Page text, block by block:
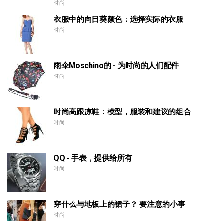
时尚
衣服中的向日葵颜色：选择实际的衣服
时尚
雨伞Moschino的 - 为时尚的人们配件
时尚
时尚高跟凉鞋：模型，服装和建议的组合
时尚
QQ - 手表，提供给所有
时尚
穿什么与地板上的裙子？ 要注意的小事
时尚